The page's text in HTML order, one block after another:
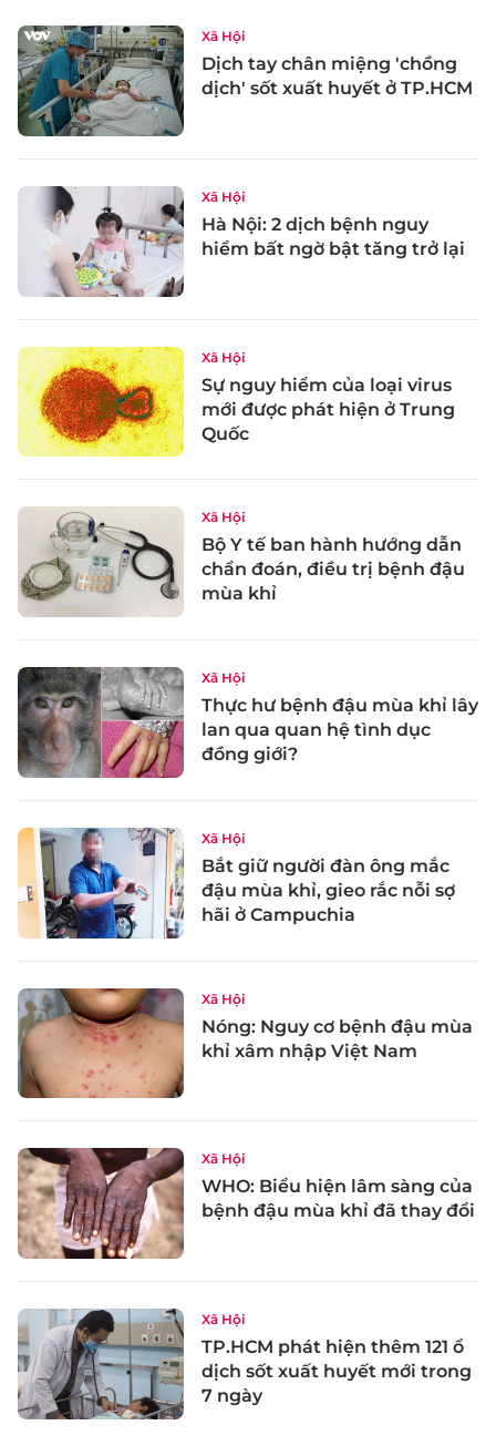
Xã Hội
Dịch tay chân miệng 'chồng
dịch' sốt xuất huyết ở TP.HCM
Xã Hội
Hà Nội: 2 dịch bệnh nguy
hiểm bất ngờ bật tăng trở lại
Xã Hội
Sự nguy hiểm của loại virus
mới được phát hiện ở Trung
Quốc
Xã Hội
Bộ Y tế ban hành hướng dẫn
chẩn đoán, điều trị bệnh đậu
mùa khỉ
Xã Hội
Thực hư bệnh đậu mùa khỉ lây
lan qua quan hệ tình dục
đồng giới?
Xã Hội
Bắt giữ người đàn ông mắc
đậu mùa khỉ, gieo rắc nỗi sợ
hãi ở Campuchia
Xã Hội
Nóng: Nguy cơ bệnh đậu mùa
khỉ xâm nhập Việt Nam
Xã Hội
WHO: Biểu hiện lâm sàng của
bệnh đậu mùa khỉ đã thay đổi
Xã Hội
TP.HCM phát hiện thêm 121 ổ
dịch sốt xuất huyết mới trong
7 ngày